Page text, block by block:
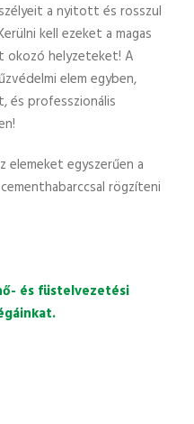
a nyitott és rosszul
kell ezeket a magas
okozó helyzeteket! A
elem egyben,
és professzionális
elemeket egyszerűen a
rögzíteni
és füstelvezetési